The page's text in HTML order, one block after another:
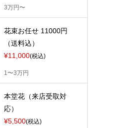
3万円〜
花束お任せ 11000円
（送料込）
¥11,000(税込)
1〜3万円
本堂花（来店受取対
応）
¥5,500(税込)